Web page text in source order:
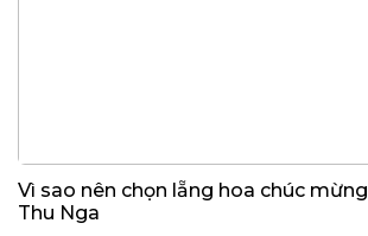
Vì sao nên chọn lẵng hoa chúc
Thu Nga